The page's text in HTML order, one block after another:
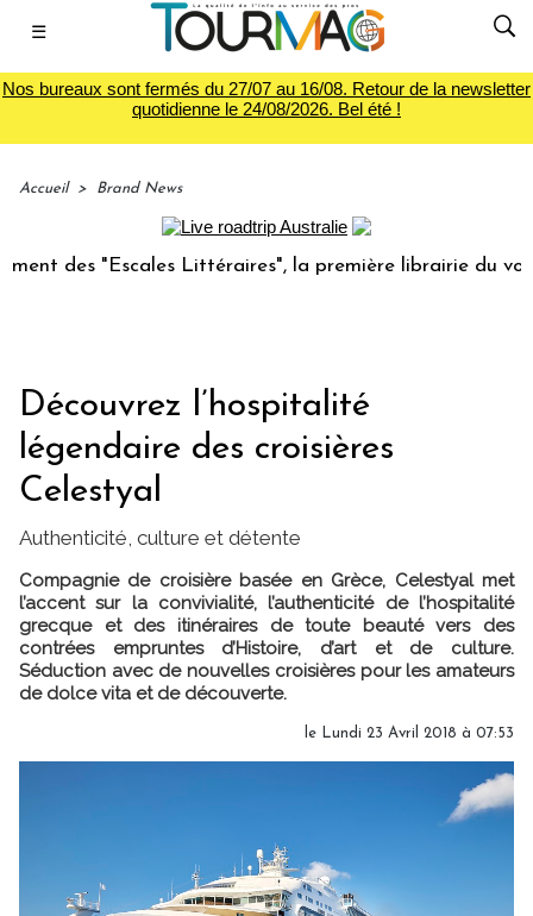
☰
Nos bureaux sont fermés du 27/07 au 16/08. Retour de la newsletter
quotidienne le 24/08/2026. Bel été !
Accueil > Brand News
Littéraires", la première librairie du voyage Le
Découvrez l’hospitalité
légendaire des croisières
Celestyal
Authenticité, culture et détente
Compagnie de croisière basée en Grèce, Celestyal met
l’accent sur la convivialité, l’authenticité de l’hospitalité
grecque et des itinéraires de toute beauté vers des
contrées empruntes d’Histoire, d’art et de culture.
Séduction avec de nouvelles croisières pour les amateurs
de dolce vita et de découverte.
le Lundi 23 Avril 2018 à 07:53